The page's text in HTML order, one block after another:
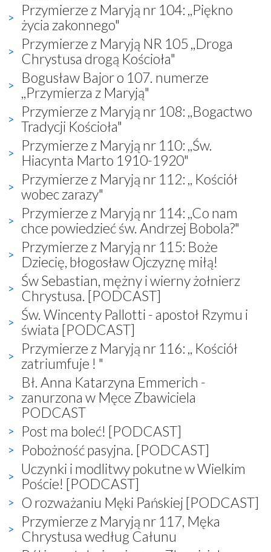
Przymierze z Maryją nr 104: ,,Piękno
życia zakonnego"
Przymierze z Maryją NR 105 ,,Droga
Chrystusa drogą Kościoła"
Bogusław Bajor o 107. numerze
,,Przymierza z Maryją"
Przymierze z Maryją nr 108: ,,Bogactwo
Tradycji Kościoła"
Przymierze z Maryją nr 110: ,,Św.
Hiacynta Marto 1910-1920"
Przymierze z Maryją nr 112: ,, Kościół
wobec zarazy"
Przymierze z Maryją nr 114: ,,Co nam
chce powiedzieć św. Andrzej Bobola?"
Przymierze z Maryją nr 115: Boże
Dziecię, błogosław Ojczyznę miłą!
Św Sebastian, mężny i wierny żołnierz
Chrystusa. [PODCAST]
Św. Wincenty Pallotti - apostoł Rzymu i
świata [PODCAST]
Przymierze z Maryją nr 116: ,, Kościół
zatriumfuje ! "
Bł. Anna Katarzyna Emmerich -
zanurzona w Męce Zbawiciela
PODCAST
Post ma boleć! [PODCAST]
Pobożność pasyjna. [PODCAST]
Uczynki i modlitwy pokutne w Wielkim
Poście! [PODCAST]
O rozważaniu Męki Pańskiej [PODCAST]
Przymierze z Maryją nr 117, Męka
Chrystusa według Całunu